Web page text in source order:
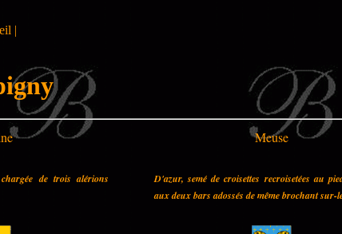
|
Meuse
de trois alérions
D'azur, semé de croisettes recroisetées au
aux deux bars adossés de même brochant sur-